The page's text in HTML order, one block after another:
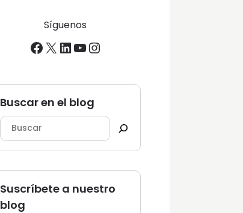
Síguenos
Facebook
X LinkedIn
YouTube
Instagram
Buscar en el blog
Suscríbete a nuestro
blog